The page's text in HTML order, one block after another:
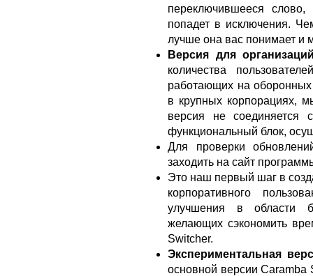
переключившееся
попадет в исключения.
лучше она вас понимает и
Версия для
количества
работающих на оборонных
в крупных корпорациях,
версия не соединяется
функциональный блок,
Для проверки
заходить на сайт
Это наш первый шаг в
корпоративного
улучшения в области
желающих сэкономить
Switcher.
Экспериментальная
основной версии Caramba